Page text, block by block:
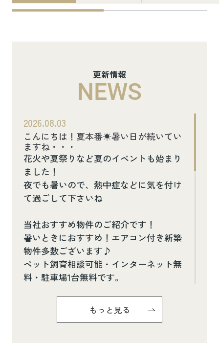
更新情報
NEWS
2026.08.03
こんにちは！夏本番☀暑い日が続いてい
ますね・・・
花火や夏祭りなど夏のイベントも始まり
ました！
夜でも暑いので、熱中症などに気を付け
て過ごして下さいね
当社おすすめ物件のご紹介です！
暑いときにおすすめ！エアコン付き新築
物件多数ございます♪
ペット飼育相談可能・インターネット無
料・駐車場1台無料です。
Pure Ryuju Ⅱ101
もっと見る